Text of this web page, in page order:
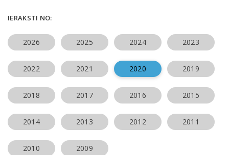
IERAKSTI NO:
2026 2025 2024 2023
2022 2021 2020 2019
2018 2017 2016 2015
2014 2013 2012 2011
2010 2009